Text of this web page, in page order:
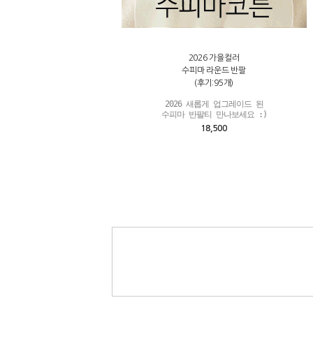
2026 가을컬러
수피마 라운드 반팔
(후기:95개)
2026 새롭게 업그레이드 된
수피마 반팔티 만나보세요 :)
18,500